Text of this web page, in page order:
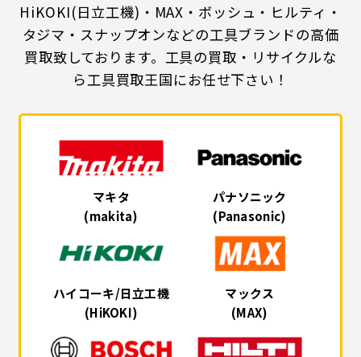
HiKOKI(日立工機)・MAX・ボッシュ・ヒルティ・
タジマ・スナップオンなどの工具ブランドの高価
買取致しております。工具の買取・リサイクルな
ら工具買取王国にお任せ下さい！
マキタ
(makita)
パナソニック
(Panasonic)
ハイコーキ/日立工機
(HiKOKI)
マックス
(MAX)